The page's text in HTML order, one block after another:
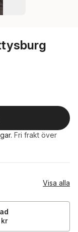
. Fri frakt över
Visa alla